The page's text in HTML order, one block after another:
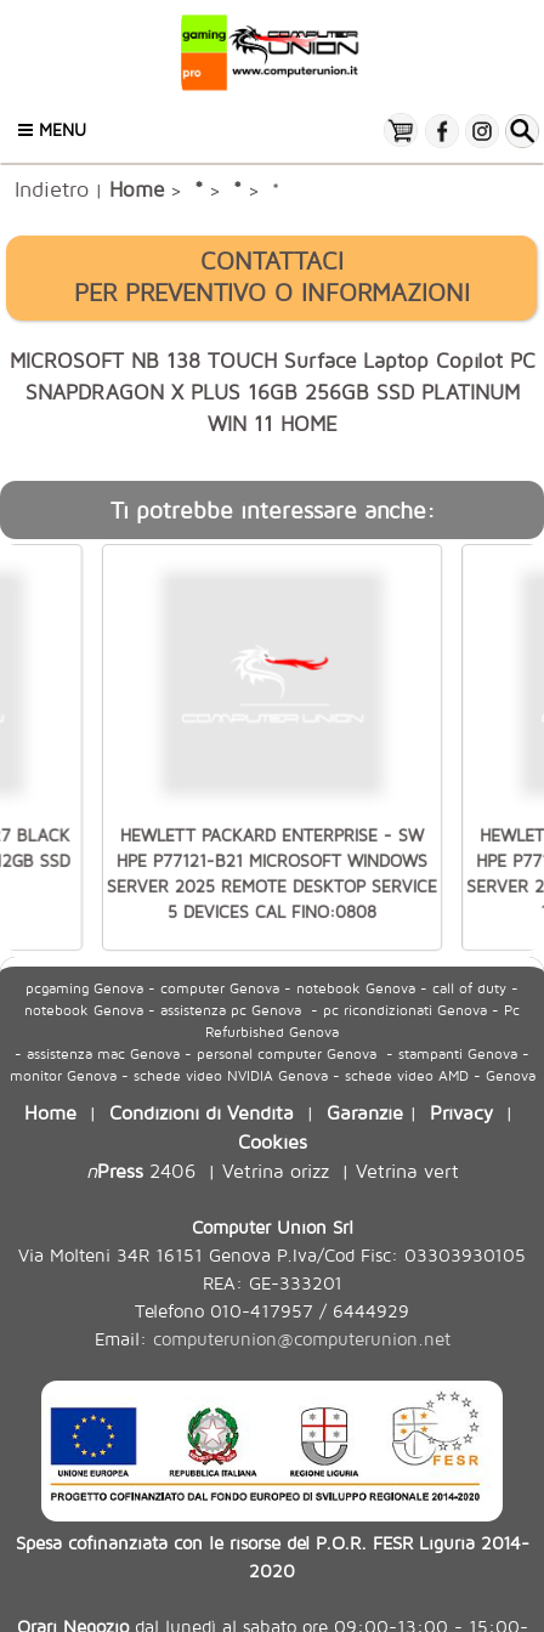
MENU
Indietro | Home> * > * > *
CONTATTACI
PER PREVENTIVO O INFORMAZIONI
MICROSOFT NB 138 TOUCH Surface Laptop Copilot PC
SNAPDRAGON X PLUS 16GB 256GB SSD PLATINUM
WIN 11 HOME
Ti potrebbe interessare anche:
BLACK
SSD
HEWLETT PACKARD ENTERPRISE - SW
HPE P77121-B21 MICROSOFT WINDOWS
SERVER 2025 REMOTE DESKTOP SERVICE
5 DEVICES CAL FINO:0808
HPE
SERVER
pcgaming Genova - computer Genova - notebook Genova - call of duty -
notebook Genova - assistenza pc Genova - pc ricondizionati Genova - Pc
Refurbished Genova
- assistenza mac Genova - personal computer Genova - stampanti Genova -
monitor Genova - schede video NVIDIA Genova - schede video AMD - Genova
Home | Condizioni di Vendita | Garanzie | Privacy|
Cookies
nPress2406| Vetrina orizz| Vetrina vert
Computer Union Srl
Via Molteni 34R 16151 Genova P.Iva/Cod Fisc: 03303930105
REA: GE-333201
Telefono 010-417957 / 6444929
Email: computerunion@computerunion.net
Spesa cofinanziata con le risorse del P.O.R. FESR Liguria 2014-
2020
Orari Negoziodal lunedì al sabato ore 09:00-13:00 - 15:00-